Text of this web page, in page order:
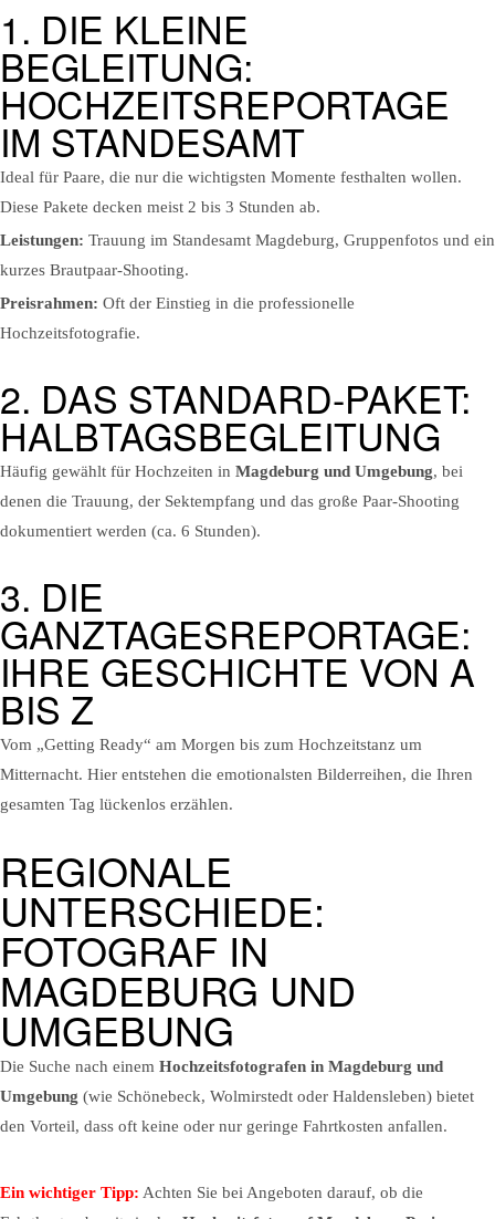
1. DIE KLEINE
BEGLEITUNG:
HOCHZEITSREPORTAGE
IM STANDESAMT
Ideal für Paare, die nur die wichtigsten Momente festhalten wollen.
Diese Pakete decken meist 2 bis 3 Stunden ab.
Leistungen: Trauung im Standesamt Magdeburg, Gruppenfotos und ein
kurzes Brautpaar-Shooting.
Preisrahmen: Oft der Einstieg in die professionelle
Hochzeitsfotografie.
2. DAS STANDARD-PAKET:
HALBTAGSBEGLEITUNG
Häufig gewählt für Hochzeiten in Magdeburg und Umgebung, bei
denen die Trauung, der Sektempfang und das große Paar-Shooting
dokumentiert werden (ca. 6 Stunden).
3. DIE
GANZTAGESREPORTAGE:
IHRE GESCHICHTE VON A
BIS Z
Vom „Getting Ready“ am Morgen bis zum Hochzeitstanz um
Mitternacht. Hier entstehen die emotionalsten Bilderreihen, die Ihren
gesamten Tag lückenlos erzählen.
REGIONALE
UNTERSCHIEDE:
FOTOGRAF IN
MAGDEBURG UND
UMGEBUNG
Die Suche nach einem Hochzeitsfotografen in Magdeburg und
Umgebung (wie Schönebeck, Wolmirstedt oder Haldensleben) bietet
den Vorteil, dass oft keine oder nur geringe Fahrtkosten anfallen.
Ein wichtiger Tipp: Achten Sie bei Angeboten darauf, ob die